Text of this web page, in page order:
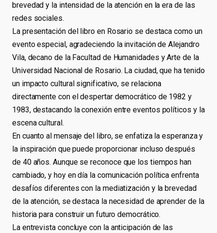
brevedad y la intensidad de la atención en la era de las
redes sociales.
La presentación del libro en Rosario se destaca como un
evento especial, agradeciendo la invitación de Alejandro
Vila, decano de la Facultad de Humanidades y Arte de la
Universidad Nacional de Rosario. La ciudad, que ha tenido
un impacto cultural significativo, se relaciona
directamente con el despertar democrático de 1982 y
1983, destacando la conexión entre eventos políticos y la
escena cultural.
En cuanto al mensaje del libro, se enfatiza la esperanza y
la inspiración que puede proporcionar incluso después
de 40 años. Aunque se reconoce que los tiempos han
cambiado, y hoy en día la comunicación política enfrenta
desafíos diferentes con la mediatización y la brevedad
de la atención, se destaca la necesidad de aprender de la
historia para construir un futuro democrático.
La entrevista concluye con la anticipación de las